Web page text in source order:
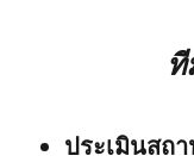
ประเมินสถ